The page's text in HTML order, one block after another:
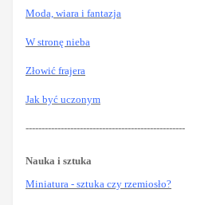
Moda, wiara i fantazja
W stronę nieba
Złowić frajera
Jak być uczonym
--------------------------------------------------
Nauka i sztuka
Miniatura - sztuka czy rzemiosło?